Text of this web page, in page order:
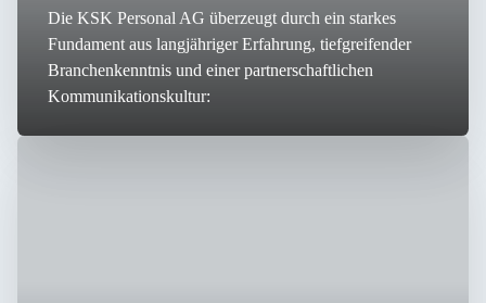
Die KSK Personal AG überzeugt durch ein starkes
Fundament aus langjähriger Erfahrung, tiefgreifender
Branchenkenntnis und einer partnerschaftlichen
Kommunikationskultur: